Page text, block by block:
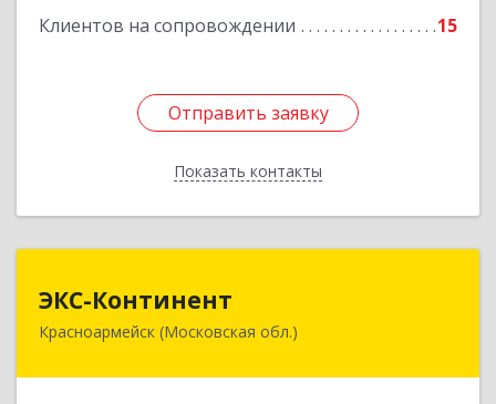
Клиентов на сопровождении 15
Отправить заявку
Показать контакты
Отправить заявку
Назад
ЭКС-Континент
Красноармейск (Московская обл.)
141292, Московская область, Красноармейск,